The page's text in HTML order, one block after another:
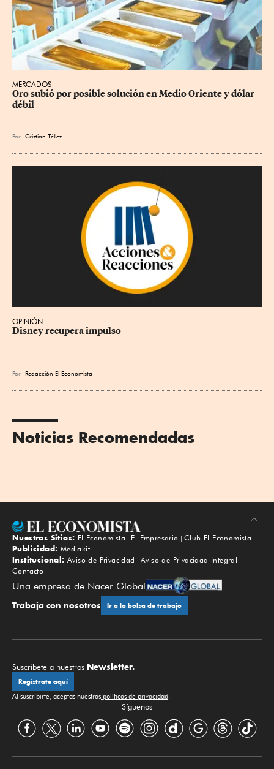
MERCADOS
Oro subió por posible solución en Medio Oriente y dólar
débil
Por Cristian Téllez
OPINIÓN
Disney recupera impulso
Por Redacción El Economista
Noticias Recomendadas
Subir
Nuestros Sitios: El Economista El Empresario
Club El Economista
Publicidad: Mediakit
Institucional: Aviso de Privacidad
Aviso de Privacidad Integral
Contacto
Una empresa de Nacer Global
Trabaja con nosotros Ir a la bolsa de trabajo
Suscríbete a nuestros Newsletter.
Regístrate aquí
Al suscribirte, aceptas nuestras políticas de privacidad
Síguenos